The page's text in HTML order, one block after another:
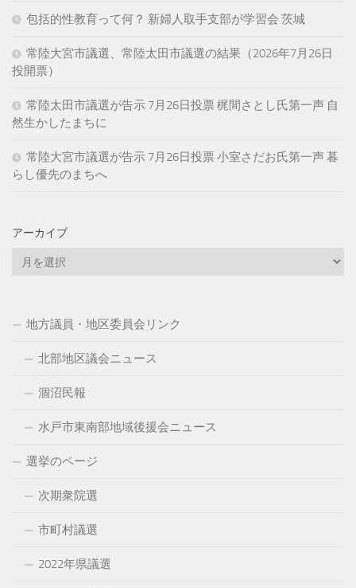
包括的性教育って何？ 新婦人取手支部が学習会 茨城
常陸大宮市議選、常陸太田市議選の結果（2026年7月26日
投開票）
常陸太田市議選が告示 7月26日投票 梶間さとし氏第一声 自
然生かしたまちに
常陸大宮市議選が告示 7月26日投票 小室さだお氏第一声 暮
らし優先のまちへ
アーカイブ
地方議員・地区委員会リンク
北部地区議会ニュース
涸沼民報
水戸市東南部地域後援会ニュース
選挙のページ
次期衆院選
市町村議選
2022年県議選